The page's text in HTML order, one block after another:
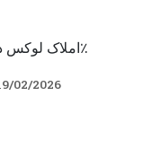
02/2026